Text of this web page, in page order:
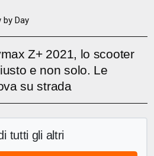
by Day
Z+ 2021, lo scooter
e non solo. Le
su strada
tutti gli altri